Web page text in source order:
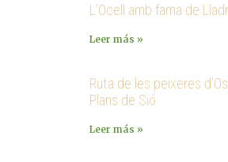
L’Ocell amb fama de
Leer más »
Ruta de les peixeres
Plans de Sió
Leer más »